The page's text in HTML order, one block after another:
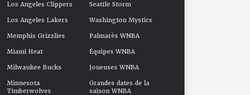
Los Angeles Clippers
Los Angeles Lakers
Memphis Grizzlies
Miami Heat
Milwaukee Bucks
Minnesota
Timberwolves
Seattle Storm
Washington Mystics
Palmarès WNBA
Équipes WNBA
Joueuses WNBA
Grandes dates de la
saison WNBA